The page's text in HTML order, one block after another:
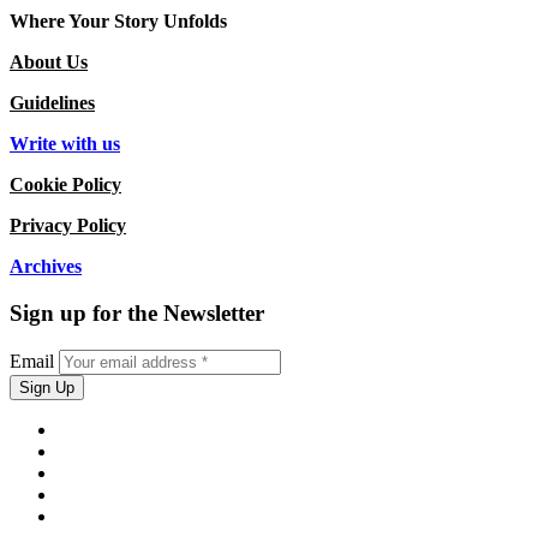
Where Your Story Unfolds
About Us
Guidelines
Write with us
Cookie Policy
Privacy Policy
Archives
Sign up for the Newsletter
Email